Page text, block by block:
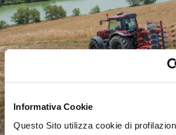
Informativa Cookie
Questo Sito utilizza cookie di
scenario